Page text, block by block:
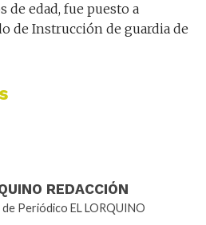
de edad, fue puesto a
de Instrucción de guardia de
REDACCIÓN
de Periódico EL LORQUINO